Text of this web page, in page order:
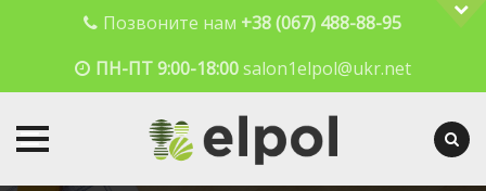
Позвоните нам +38 (067) 488-88-95
ПН-ПТ 9:00-18:00 salon1elpol@ukr.net